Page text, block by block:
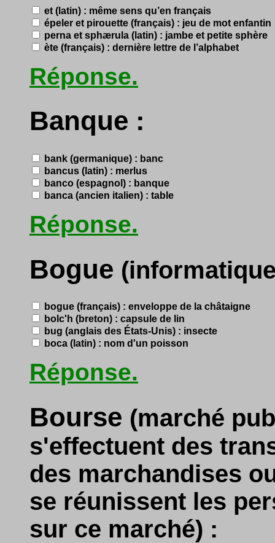
et (latin) : même sens qu’en français
épeler et pirouette (français) : jeu de mot enfantin
perna et sphærula (latin) : jambe et petite sphère
ète (français) : dernière lettre de l’alphabet
Réponse.
Banque :
bank (germanique) : banc
bancus (latin) : merlus
banco (espagnol) : banque
banca (ancien italien) : table
Réponse.
Bogue
bogue (français) : enveloppe de la châtaigne
bolc'h (breton) : capsule de lin
bug (anglais des États-Unis) : insecte
boca (latin) : nom d'un poisson
Réponse.
Bourse (marché
s'effectuent des
des marchandises
se réunissent les
sur ce marché) :